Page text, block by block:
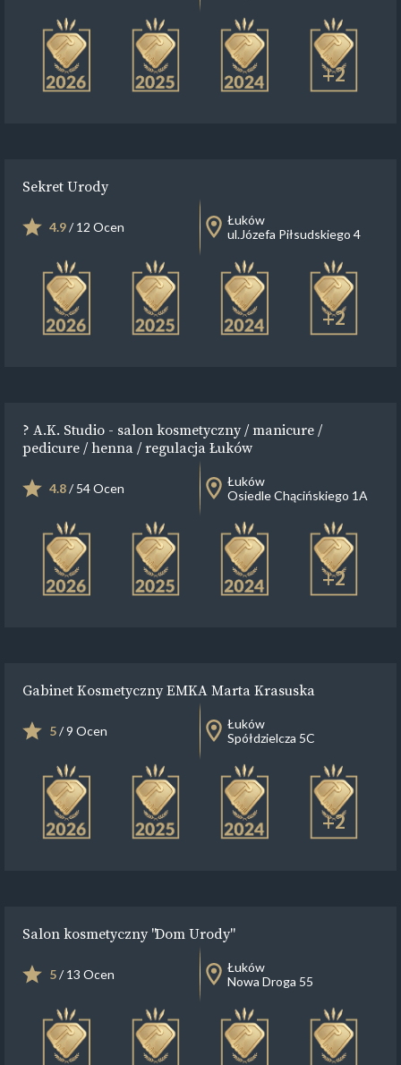
+2
Sekret Urody
4.9/ 12 Ocen
Łuków
ul.Józefa Piłsudskiego 4
+2
? A.K. Studio - salon kosmetyczny / manicure /
pedicure / henna / regulacja Łuków
4.8/ 54 Ocen
Łuków
Osiedle Chącińskiego 1A
+2
Gabinet Kosmetyczny EMKA Marta Krasuska
5/ 9 Ocen
Łuków
Spółdzielcza 5C
+2
Salon kosmetyczny "Dom Urody"
5/ 13 Ocen
Łuków
Nowa Droga 55